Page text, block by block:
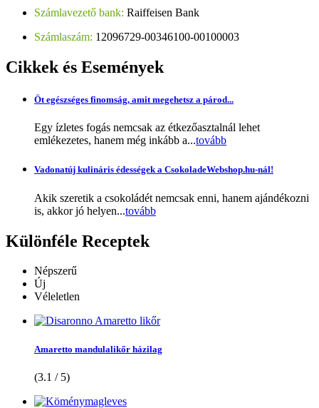
Számlavezető bank: Raiffeisen Bank
Számlaszám: 12096729-00346100-00100003
Cikkek és Események
Öt egészséges finomság, amit megehetsz a párod...
Egy ízletes fogás nemcsak az étkezőasztalnál lehet
emlékezetes, hanem még inkább a...tovább
Vadonatúj kulináris édességek a CsokoladeWebshop.hu-nál!
Akik szeretik a csokoládét nemcsak enni, hanem ajándékozni
is, akkor jó helyen...tovább
Különféle Receptek
Népszerű
Új
Véleletlen
Amaretto mandulalikőr házilag
(3.1 / 5)